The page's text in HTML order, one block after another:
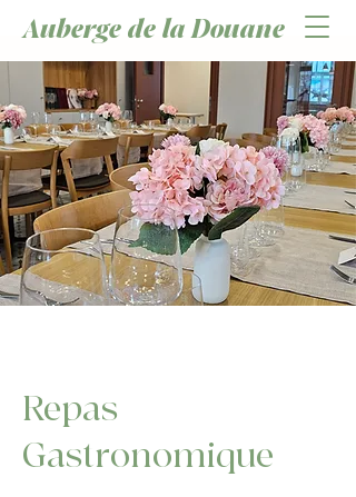
Auberge de la Douane
Repas
Gastronomique